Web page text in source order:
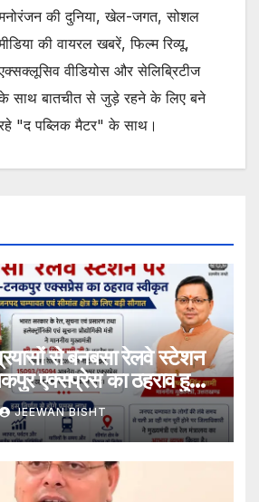
की दुनिया, खेल-जगत, सोशल
की वायरल खबरें, फिल्म रिव्यू,
वीडियोस और सेलिब्रिटीज
साथ बातचीत से जुड़े रहने के लिए बने
"द पब्लिक मैटर" के साथ।
से बनबसा रेलवे स्टेशन
एक्सप्रेस का ठहराव हुआ
JEEWAN BISHT